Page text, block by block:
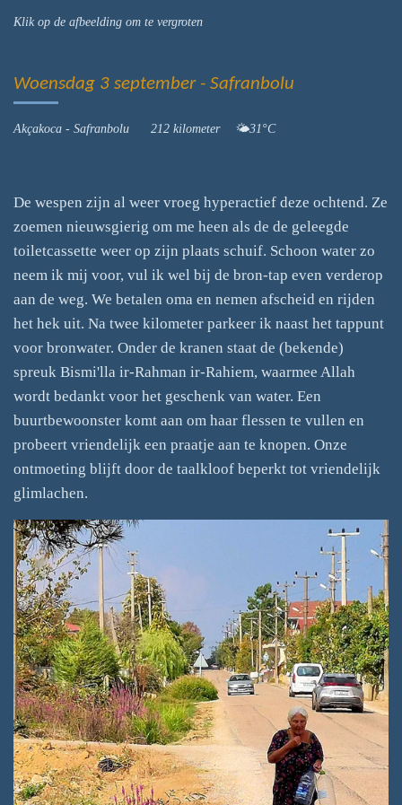
Klik op de afbeelding om te vergroten
Woensdag 3 september - Safranbolu
Akçakoca - Safranbolu 212 kilometer 🌤31°C
De wespen zijn al weer vroeg hyperactief deze ochtend. Ze
zoemen nieuwsgierig om me heen als de de geleegde
toiletcassette weer op zijn plaats schuif. Schoon water zo
neem ik mij voor, vul ik wel bij de bron-tap even verderop
aan de weg. We betalen oma en nemen afscheid en rijden
het hek uit. Na twee kilometer parkeer ik naast het tappunt
voor bronwater. Onder de kranen staat de (bekende)
spreuk Bismi'lla ir-Rahman ir-Rahiem, waarmee Allah
wordt bedankt voor het geschenk van water. Een
buurtbewoonster komt aan om haar flessen te vullen en
probeert vriendelijk een praatje aan te knopen. Onze
ontmoeting blijft door de taalkloof beperkt tot vriendelijk
glimlachen.